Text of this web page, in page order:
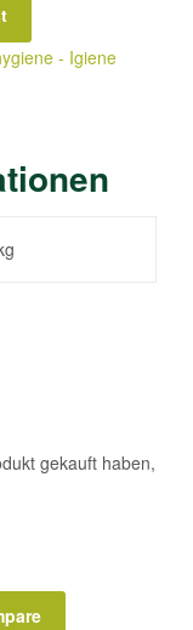
- Igiene
gekauft haben,